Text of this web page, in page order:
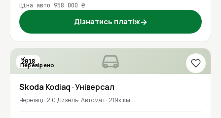
Ціна авто 958 000 ₴
Дізнатись платіж→
2018
Перевірено
Skoda Kodiaq · Універсал
Чернівці 2.0 Дизель Автомат 219к км